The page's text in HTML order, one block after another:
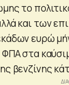
το
και των
ευρώ
στα
βενζίνης